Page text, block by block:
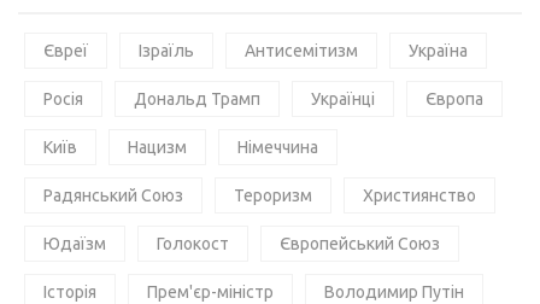
Євреї Ізраїль Антисемітизм Україна
Росія Дональд Трамп Українці Європа
Київ Нацизм Німеччина
Радянський Союз Тероризм Християнство
Юдаїзм Голокост Європейський Союз
Історія Прем'єр-міністр Володимир Путін